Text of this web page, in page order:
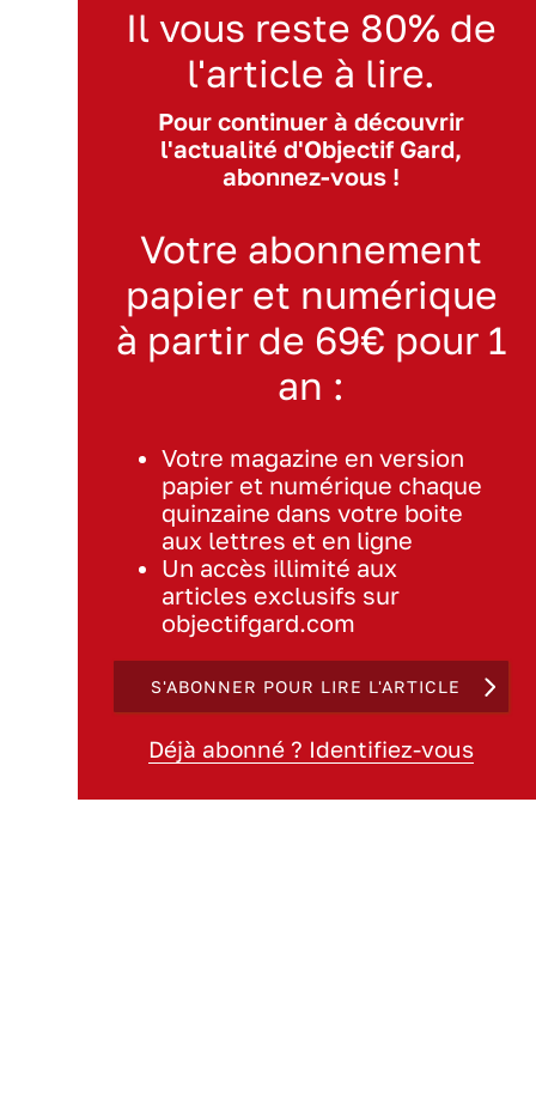
Il vous reste 80% de
l'article à lire.
Pour continuer à découvrir
l'actualité d'Objectif Gard,
abonnez-vous !
Votre abonnement
papier et numérique
à partir de 69€ pour 1
an :
Votre magazine en version
papier et numérique chaque
quinzaine dans votre boite
aux lettres et en ligne
Un accès illimité aux
articles exclusifs sur
objectifgard.com
S'ABONNER POUR LIRE L'ARTICLE
Déjà abonné ? Identifiez-vous